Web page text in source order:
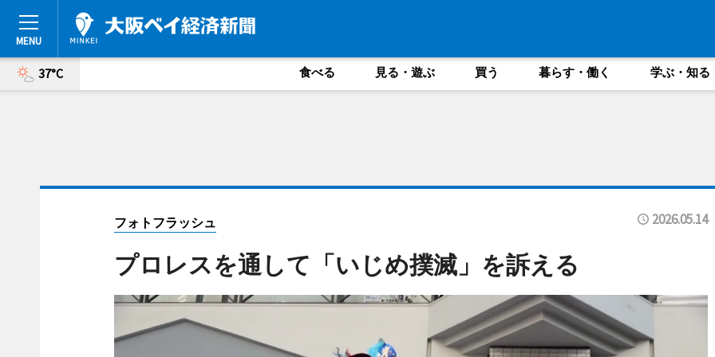
37°C 食べる 見る・遊ぶ 買う 暮らす・働く 学ぶ・知る
フォトフラッシュ 2026.05.14
プロレスを通して「いじめ撲滅」を訴える